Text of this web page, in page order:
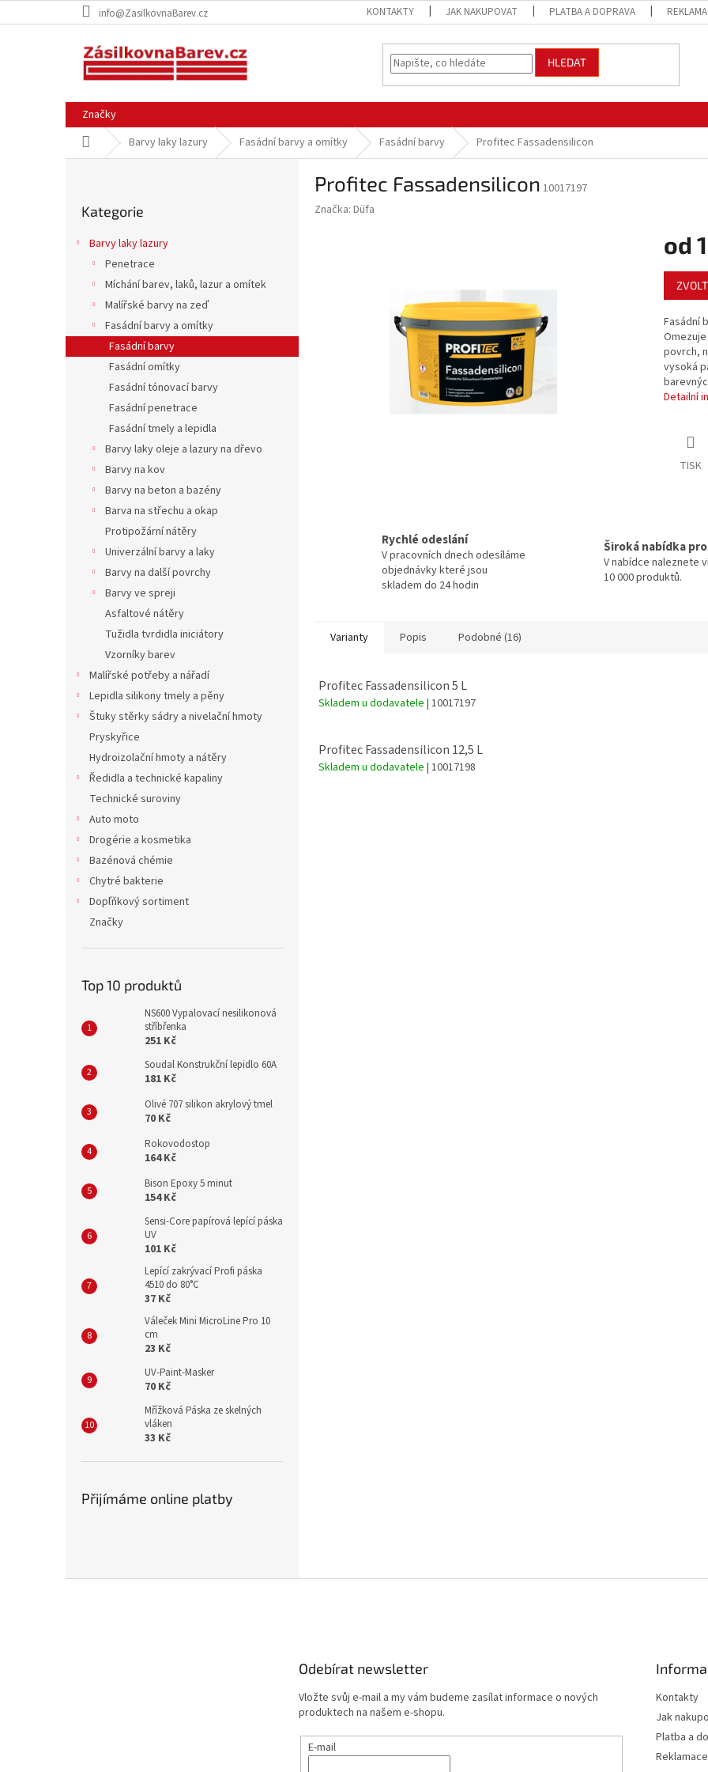
na
info@ZasilkovnaBarev.cz KONTAKTY JAK NAKUPOVAT PLATBA A DOPRAVA
HLEDAT
Značky
Domů Barvy laky lazury Fasádní barvy a omítky Fasádní barvy Profitec Fassadensilicon
a
n
kategorie
Kategorie
Barvy laky lazury
Penetrace
Míchání barev, laků, lazur a omítek
Malířské barvy na zeď
Fasádní barvy a omítky
Fasádní barvy
Fasádní omítky
Fasádní tónovací barvy
Fasádní penetrace
Fasádní tmely a lepidla
Barvy laky oleje a lazury na dřevo
Barvy na kov
Barvy na beton a bazény
Barva na střechu a okap
Protipožární nátěry
Univerzální barvy a laky
Barvy na další povrchy
Barvy ve spreji
Asfaltové nátěry
Tužidla tvrdidla iniciátory
Vzorníky barev
Malířské potřeby a nářadí
Lepidla silikony tmely a pěny
Štuky stěrky sádry a nivelační hmoty
Pryskyřice
Hydroizolační hmoty a nátěry
Ředidla a technické kapaliny
Technické suroviny
Auto moto
Drogérie a kosmetika
Bazénová chémie
Chytré bakterie
Dopľňkový sortiment
Značky
Top 10 produktů
NS600 Vypalovací nesilikonová
stříbřenka
251 Kč
Soudal Konstrukční lepidlo 60A
181 Kč
Olivé 707 silikon akrylový tmel
70 Kč
Rokovodostop
164 Kč
Bison Epoxy 5 minut
154 Kč
Sensi-Core papírová lepící páska
UV
101 Kč
Lepící zakrývací Profi páska
4510 do 80°C
37 Kč
Váleček Mini MicroLine Pro 10
cm
23 Kč
UV-Paint-Masker
70 Kč
Mřížková Páska ze skelných
vláken
33 Kč
Přijímáme online platby
Profitec Fassadensilicon 10017197
Značka: Düfa
od
Měrná
cena:
Fasádní
povrch,
vysoká
Detailní
TISK
Rychlé odeslání
V pracovních dnech odesíláme
objednávky které jsou
skladem do 24 hodin
Široká nabídka
V nabídce naleznete
10 000 produktů.
Varianty Popis Podobné (16)
Profitec Fassadensilicon 5 L
Skladem u dodavatele | 10017197
Profitec Fassadensilicon 12,5 L
Skladem u dodavatele | 10017198
Odebírat newsletter
Vložte svůj e-mail a my vám budeme zasílat informace o nových
produktech na našem e-shopu.
E-mail
Kontakty
Jak
Platba a